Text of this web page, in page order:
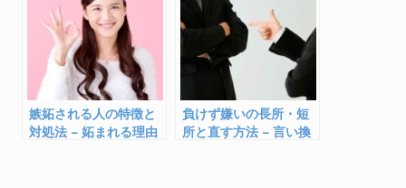
嫉妬される人の特徴と
対処法 – 妬まれる理由
負けず嫌いの長所・短
所と直す方法 – 言い換